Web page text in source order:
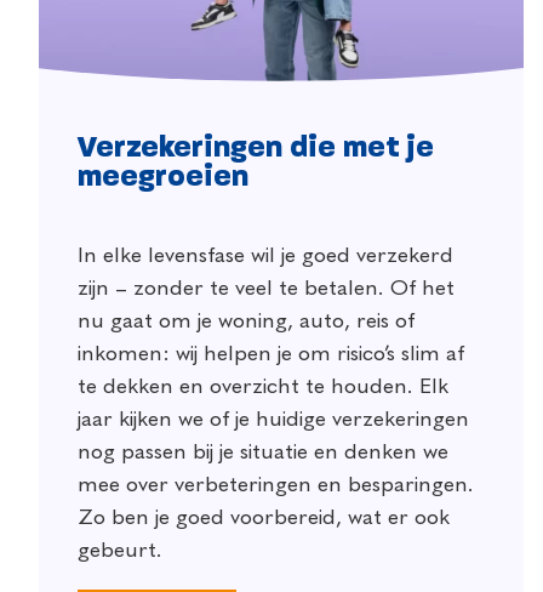
Verzekeringen die met je
meegroeien
In elke levensfase wil je goed verzekerd
zijn – zonder te veel te betalen. Of het
nu gaat om je woning, auto, reis of
inkomen: wij helpen je om risico’s slim af
te dekken en overzicht te houden. Elk
jaar kijken we of je huidige verzekeringen
nog passen bij je situatie en denken we
mee over verbeteringen en besparingen.
Zo ben je goed voorbereid, wat er ook
gebeurt.